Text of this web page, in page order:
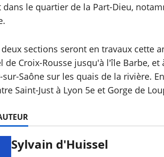
le quartier de la Part-Dieu,
sections seront en travaux cette
Croix-Rousse jusqu'à l'île Barbe, et
sur-Saône sur les quais de la rivière.
Saint-Just à Lyon 5e et Gorge de
Sylvain d'Huissel